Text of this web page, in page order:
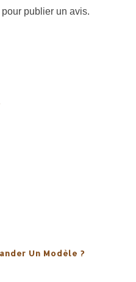
pour publier un avis.
Un Modèle ?